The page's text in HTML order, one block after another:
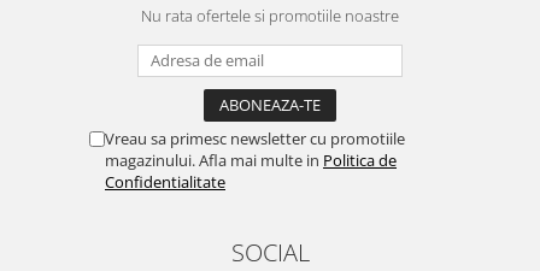
Nu rata ofertele si promotiile noastre
Vreau sa primesc newsletter cu promotiile
magazinului. Afla mai multe in Politica de
Confidentialitate
SOCIAL